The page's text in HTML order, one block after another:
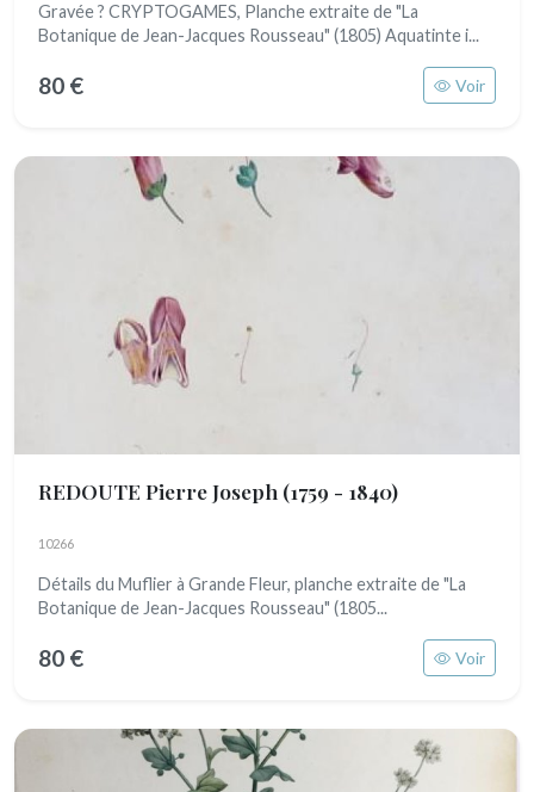
Gravée ? CRYPTOGAMES, Planche extraite de "La
Botanique de Jean-Jacques Rousseau" (1805) Aquatinte i...
80 € Voir
REDOUTE Pierre Joseph (1759 - 1840)
10266
Détails du Muflier à Grande Fleur, planche extraite de "La
Botanique de Jean-Jacques Rousseau" (1805...
80 € Voir